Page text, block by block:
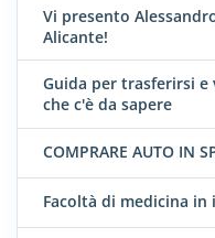
Vi presento
Alicante!
Guida per trasferirsi
che c'è da sapere
COMPRARE AUTO IN
Facoltà di medicina in